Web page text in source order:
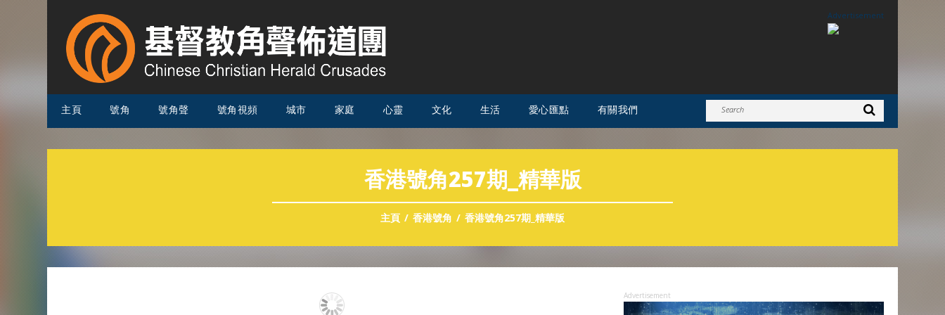
Advertisement
主頁 號角 號角聲 號角視頻 城市 家庭 心靈 文化 生活 愛心匯點 有關我們
香港號角257期_精華版
主頁 香港號角 香港號角257期_精華版
Advertisement